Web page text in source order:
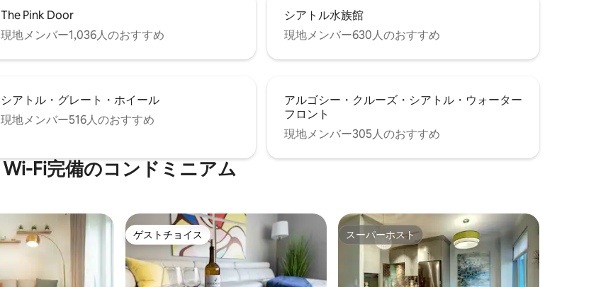
The Pink Door
現地メンバー1,036人のおすすめ
シアトル水族館
現地メンバー630人のおすすめ
シアトル・グレート・ホイール
現地メンバー516人のおすすめ
アルゴシー・クルーズ・シアトル・ウォーター
フロント
現地メンバー305人のおすすめ
Wi-Fi完備のコンドミニアム
ゲストチョイス
ゲストチョイス スーパーホスト
スーパーホスト